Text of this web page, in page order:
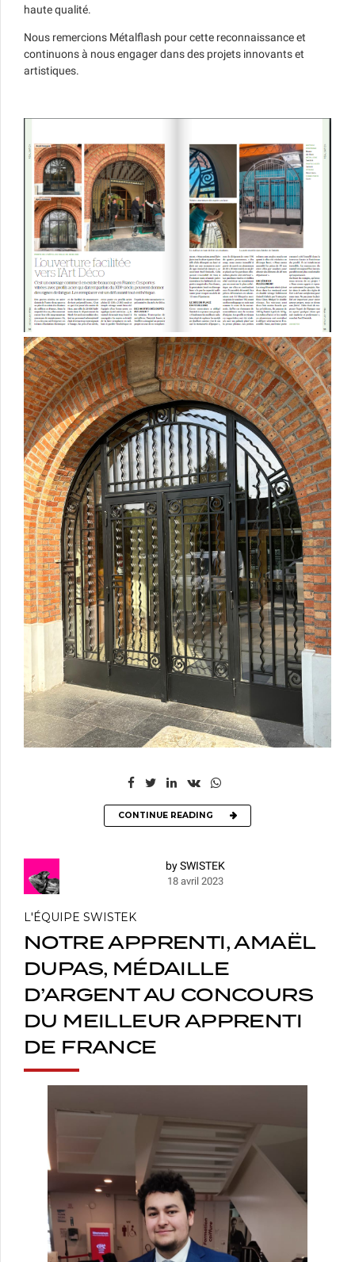
haute qualité.
Nous remercions Métalflash pour cette reconnaissance et
continuons à nous engager dans des projets innovants et
artistiques.
CONTINUE READING
by SWISTEK
18 avril 2023
L'ÉQUIPE SWISTEK
NOTRE APPRENTI, AMAËL
DUPAS, MÉDAILLE
D’ARGENT AU CONCOURS
DU MEILLEUR APPRENTI
DE FRANCE